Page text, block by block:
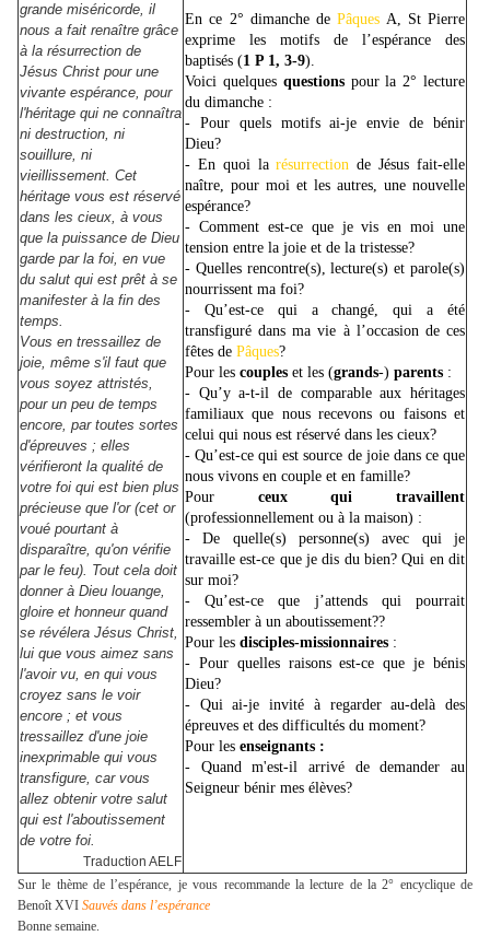
grande miséricorde, il
nous a fait renaître grâce
à la résurrection de
Jésus Christ pour une
vivante espérance, pour
l'héritage qui ne connaîtra
ni destruction, ni
souillure, ni
vieillissement. Cet
héritage vous est réservé
dans les cieux, à vous
que la puissance de Dieu
garde par la foi, en vue
du salut qui est prêt à se
manifester à la fin des
temps.
Vous en tressaillez de
joie, même s'il faut que
vous soyez attristés,
pour un peu de temps
encore, par toutes sortes
d'épreuves ; elles
vérifieront la qualité de
votre foi qui est bien plus
précieuse que l'or (cet or
voué pourtant à
disparaître, qu'on vérifie
par le feu). Tout cela doit
donner à Dieu louange,
gloire et honneur quand
se révélera Jésus Christ,
lui que vous aimez sans
l'avoir vu, en qui vous
croyez sans le voir
encore ; et vous
tressaillez d'une joie
inexprimable qui vous
transfigure, car vous
allez obtenir votre salut
qui est l'aboutissement
de votre foi.
Traduction AELF
En ce 2° dimanche dePâques A, St Pierre
exprime les motifs de l’espérance des
baptisés (1 P 1, 3-9).
Voici quelques questions pour la 2° lecture
du dimanche :
- Pour quels motifs ai-je envie de bénir
Dieu?
- En quoi la résurrection de Jésus fait-elle
naître, pour moi et les autres, une nouvelle
espérance?
- Comment est-ce que je vis en moi une
tension entre la joie et de la tristesse?
- Quelles rencontre(s), lecture(s) et parole(s)
nourrissent ma foi?
- Qu’est-ce qui a changé, qui a été
transfiguré dans ma vie à l’occasion de ces
fêtes de Pâques?
Pour les couples et les (grands-) parents :
- Qu’y a-t-il de comparable aux héritages
familiaux que nous recevons ou faisons et
celui qui nous est réservé dans les cieux?
- Qu’est-ce qui est source de joie dans ce que
nous vivons en couple et en famille?
Pour ceux qui travaillent
(professionnellement ou à la maison) :
- De quelle(s) personne(s) avec qui je
travaille est-ce que je dis du bien? Qui en dit
sur moi?
- Qu’est-ce que j’attends qui pourrait
ressembler à un aboutissement??
Pour les disciples-missionnaires :
- Pour quelles raisons est-ce que je bénis
Dieu?
- Qui ai-je invité à regarder au-delà des
épreuves et des difficultés du moment?
Pour les enseignants :
- Quand m'est-il arrivé de demander au
Seigneur bénir mes élèves?
Sur le thème de l’espérance, je vous recommande la lecture de la 2° encyclique de
Benoît XVI Sauvés dans l’espérance
Bonne semaine.